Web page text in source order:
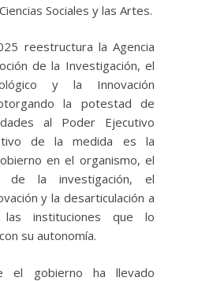
Sociales y las Artes.
reestructura la Agencia
de la Investigación, el
y la Innovación
la potestad de
al Poder Ejecutivo
de la medida es la
en el organismo, el
de la investigación, el
y la desarticulación a
instituciones que lo
su autonomía.
el gobierno ha llevado